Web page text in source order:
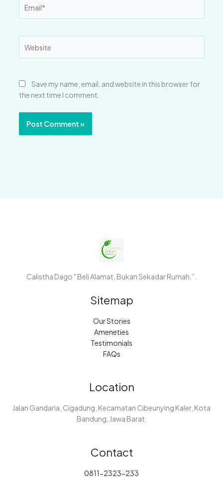
Save my name, email, and website in this browser for
the next time I comment.
Calistha Dago " Beli Alamat, Bukan Sekadar Rumah.”.
Sitemap
Our Stories
Ameneties
Testimonials
FAQs
Location
Jalan Gandaria, Cigadung, Kecamatan Cibeunying Kaler, Kota
Bandung, Jawa Barat.
Contact
0811-2323-233